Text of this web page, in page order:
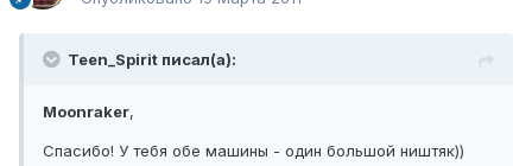
Teen_Spirit писал(а):
Moonraker,
Спасибо! У тебя обе машины - один большой ништяк))